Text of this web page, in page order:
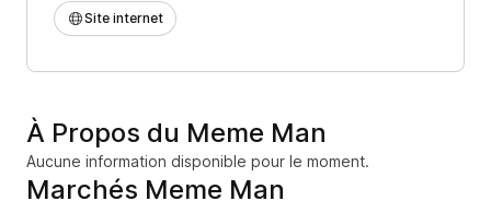
Site internet
À Propos du Meme Man
Aucune information disponible pour le moment.
Marchés Meme Man